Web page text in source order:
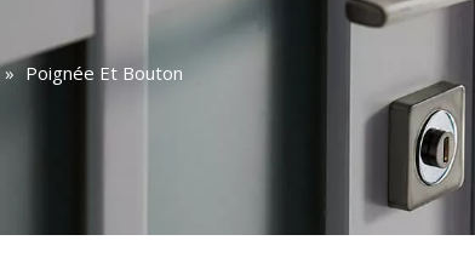
» Poignée Et Bouton